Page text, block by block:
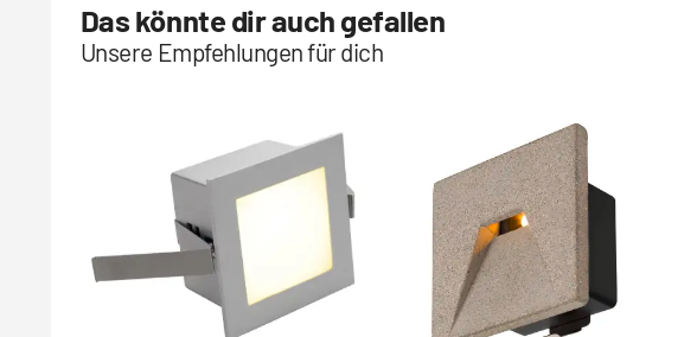
Das könnte dir auch gefallen
Unsere Empfehlungen für dich